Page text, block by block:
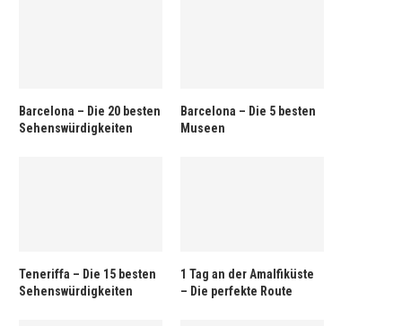
Barcelona – Die 20 besten
Sehenswürdigkeiten
Barcelona – Die 5 besten
Museen
Teneriffa – Die 15 besten
Sehenswürdigkeiten
1 Tag an der Amalfiküste
– Die perfekte Route